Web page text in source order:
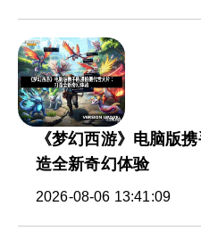
《梦幻西游》电脑版
造全新奇幻体验
2026-08-06 13:41:09